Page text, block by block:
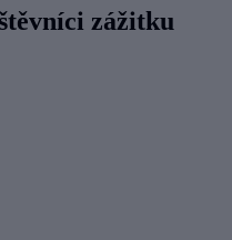
zážitku